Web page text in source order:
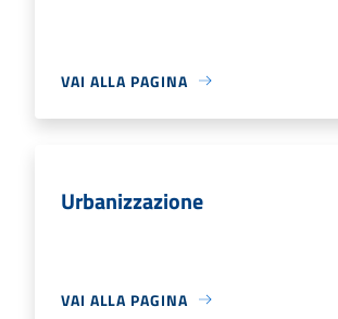
VAI ALLA PAGINA
Urbanizzazione
VAI ALLA PAGINA